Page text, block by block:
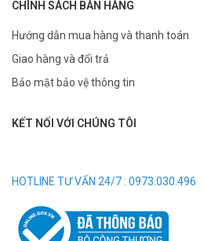
CHÍNH SÁCH BÁN HÀNG
Hướng dẫn mua hàng và thanh toán
Giao hàng và đổi trả
Bảo mật bảo vệ thông tin
KẾT NỐI VỚI CHÚNG TÔI
HOTLINE TƯ VẤN 24/7 : 0973.030.496